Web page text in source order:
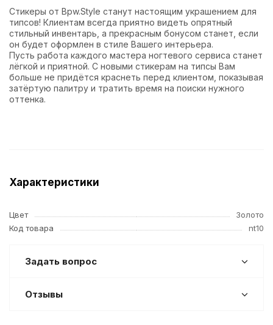
Стикеры от Bpw.Style станут настоящим украшением для
типсов! Клиентам всегда приятно видеть опрятный
стильный инвентарь, а прекрасным бонусом станет, если
он будет оформлен в стиле Вашего интерьера.
Пусть работа каждого мастера ногтевого сервиса станет
лёгкой и приятной. С новыми стикерам на типсы Вам
больше не придётся краснеть перед клиентом, показывая
затёртую палитру и тратить время на поиски нужного
оттенка.
Характеристики
Цвет
Золото
Код товара
nt10
Задать вопрос
Отзывы